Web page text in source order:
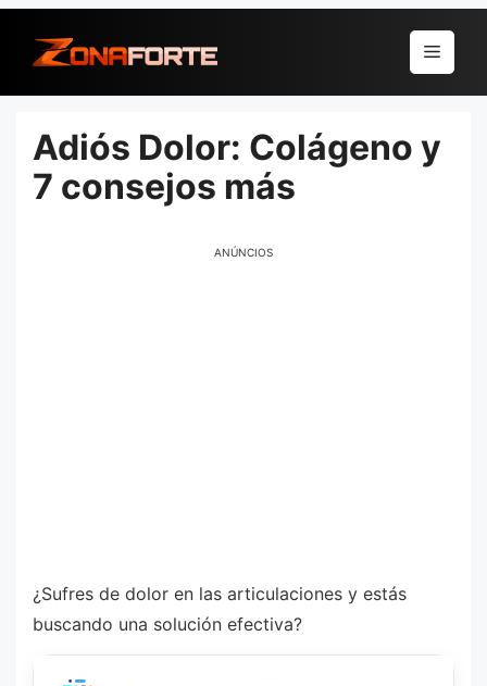
para
conteúdo
Menu
Adiós Dolor: Colágeno y
7 consejos más
ANÚNCIOS
¿Sufres de dolor en las articulaciones y estás
buscando una solución efectiva?